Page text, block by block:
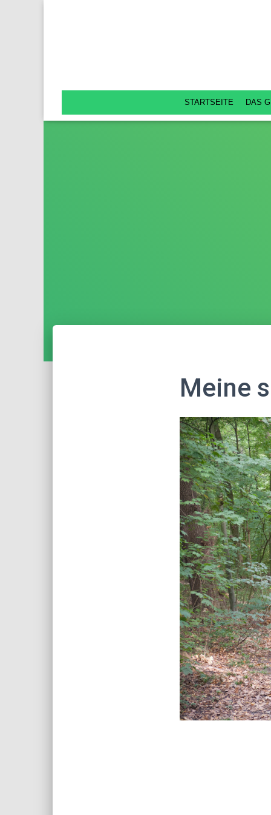
STARTSEITE DAS
Meine